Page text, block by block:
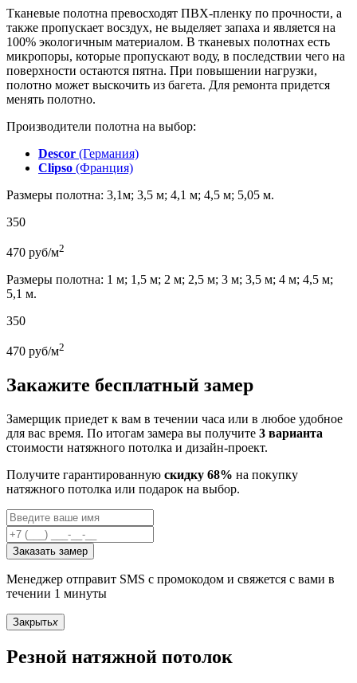
Тканевые полотна превосходят ПВХ-пленку по прочности, а
также пропускает восздух, не выделяет запаха и является на
100% экологичным материалом. В тканевых полотнах есть
микропоры, которые пропускают воду, в последствии чего на
поверхности остаются пятна. При повышении нагрузки,
полотно может выскочить из багета. Для ремонта придется
менять полотно.
Производители полотна на выбор:
Descor (Германия)
Clipso (Франция)
Размеры полотна: 3,1м; 3,5 м; 4,1 м; 4,5 м; 5,05 м.
350
470 руб/м2
Размеры полотна: 1 м; 1,5 м; 2 м; 2,5 м; 3 м; 3,5 м; 4 м; 4,5 м;
5,1 м.
350
470 руб/м2
Закажите бесплатный замер
Замерщик приедет к вам в течении часа или в любое удобное
для вас время. По итогам замера вы получите 3 варианта
стоимости натяжного потолка и дизайн-проект.
Получите гарантированную скидку 68% на покупку
натяжного потолка или подарок на выбор.
Заказать замер
Менеджер отправит SMS с промокодом и свяжется с вами в
течении 1 минуты
Закрытьx
Резной натяжной потолок